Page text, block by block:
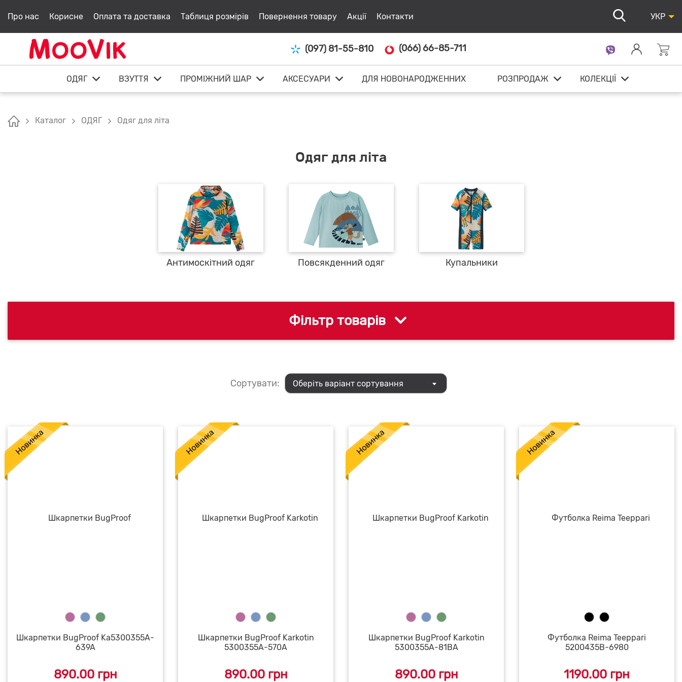
Про нас Корисне Оплата та доставка Таблиця розмірів Повернення товару Акції Контакти УКР
(097) 81-55-810 (066) 66-85-711
ОДЯГ ВЗУТТЯ ПРОМІЖНИЙ ШАР АКСЕСУАРИ ДЛЯ НОВОНАРОДЖЕННИХ РОЗПРОДАЖ КОЛЕКЦІЇ
Каталог ОДЯГ Одяг для літа
Одяг для літа
Антимоскітний одяг Повсякденний одяг Купальники
Фільтр товарів
Сортувати: Оберіть варіант сортування
Шкарпетки BugProof Ka5300355A-
639A
890.00 грн
Шкарпетки BugProof Karkotin
5300355A-570A
890.00 грн
Шкарпетки BugProof Karkotin
5300355A-81BA
890.00 грн
Футболка Reima Teeppari
5200435B-6980
1190.00 грн